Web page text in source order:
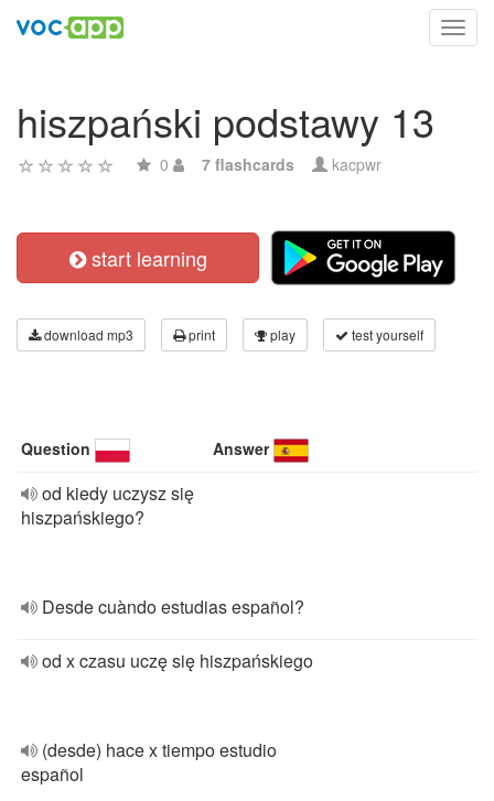
hiszpański podstawy 13
0 7 flashcards kacpwr
start learning
download mp3 print play test yourself
Question Answer
od kiedy uczysz się
hiszpańskiego?
Desde cuàndo estudias español?
od x czasu uczę się hiszpańskiego
(desde) hace x tiempo estudio
español